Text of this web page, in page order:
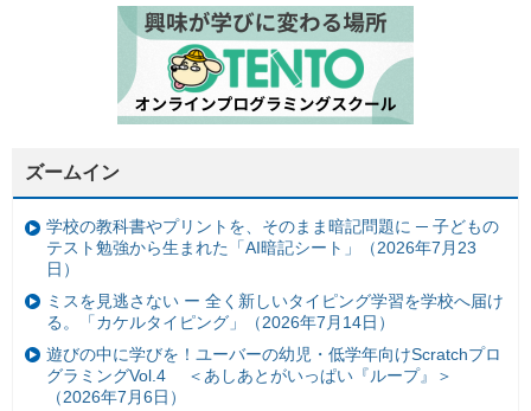
ズームイン
学校の教科書やプリントを、そのまま暗記問題に ─ 子どもの
テスト勉強から生まれた「AI暗記シート」（2026年7月23
日）
ミスを見逃さない ー 全く新しいタイピング学習を学校へ届け
る。「カケルタイピング」（2026年7月14日）
遊びの中に学びを！ユーバーの幼児・低学年向けScratchプロ
グラミングVol.4 ＜あしあとがいっぱい『ループ』＞
（2026年7月6日）